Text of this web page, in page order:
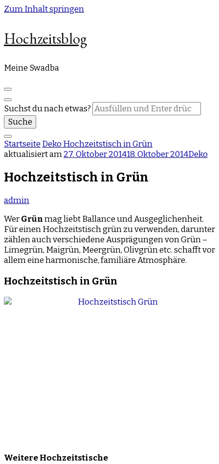
Zum Inhalt springen
Hochzeitsblog
Meine Swadba
Suchst du nach etwas?
Startseite Deko Hochzeitstisch in Grün
aktualisiert am27. Oktober 201418. Oktober 2014Deko
Hochzeitstisch in Grün
admin
WerGrünmag liebt Ballance und Ausgeglichenheit.
Für einen Hochzeitstisch grün zu verwenden, darunter
zählen auch verschiedene Ausprägungen von Grün –
Limegrün, Maigrün, Meergrün, Olivgrün etc. schafft vor
allem eine harmonische, familiäre Atmosphäre.
Hochzeitstisch in Grün
Weitere Hochzeitstische